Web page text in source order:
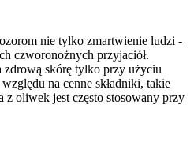
nie tylko zmartwienie ludzi -
czworonożnych przyjaciół.
zdrową skórę tylko przy użyciu
na cenne składniki, takie
oliwek jest często stosowany przy